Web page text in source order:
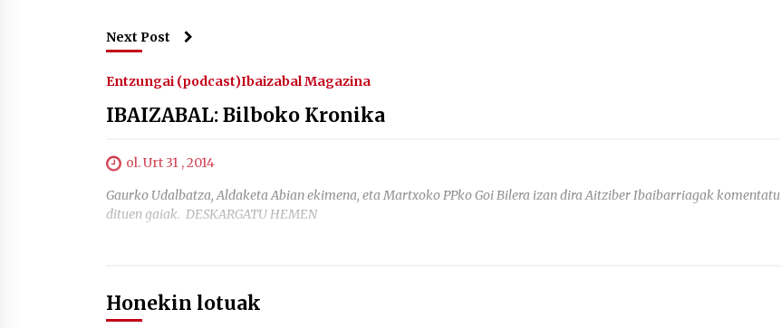
Next Post
Entzungai (podcast)Ibaizabal Magazina
IBAIZABAL: Bilboko Kronika
ol. Urt 31 , 2014
Gaurko Udalbatza, Aldaketa Abian ekimena, eta Martxoko PPko Goi Bilera izan dira Aitziber Ibaibarriagak komentatu
dituen gaiak. DESKARGATU HEMEN
Honekin lotuak